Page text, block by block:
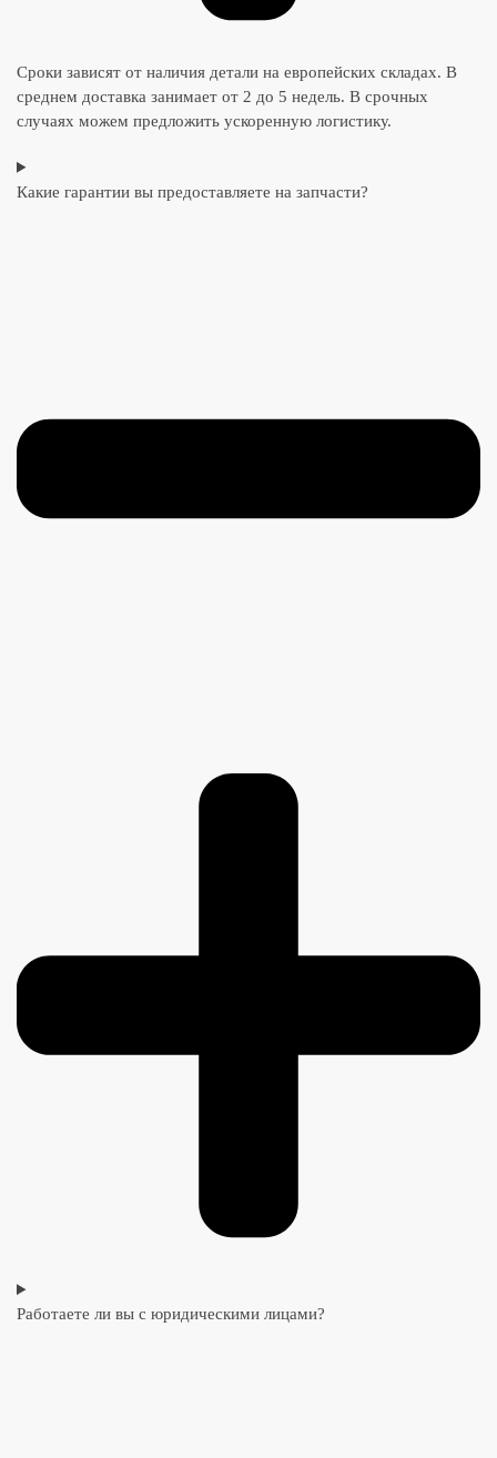
Сроки зависят от наличия детали на европейских складах. В
среднем доставка занимает от 2 до 5 недель. В срочных
случаях можем предложить ускоренную логистику.
Какие гарантии вы предоставляете на запчасти?
Работаете ли вы с юридическими лицами?